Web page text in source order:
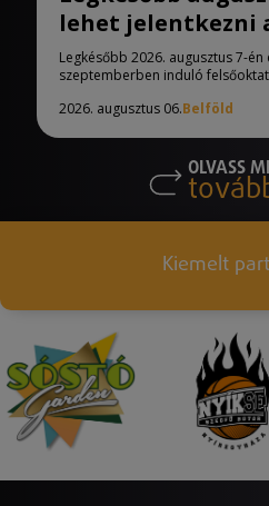
lehet jelentkezni
eljárásban
Legkésőbb 2026. augusztus 7-
szeptemberben induló
2026. augusztus 06.Belföld
OLVASS
Kiemelt